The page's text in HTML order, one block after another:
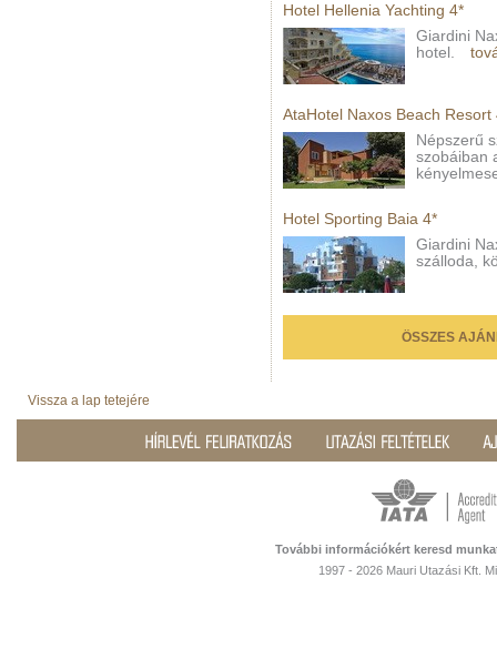
Hotel Hellenia Yachting 4*
Giardini
hotel.
AtaHotel Naxos Beach Resort
Népszerű
szobáiban
Hotel Sporting Baia 4*
Giardini
szálloda,
ÖSSZES
Vissza a lap tetejére
További információkért keresd
1997 - 2026 Mauri Utazási Kft.